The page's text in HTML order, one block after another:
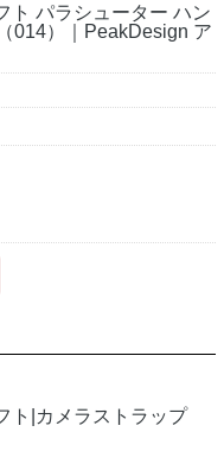
ト パラシューター ハン
014）｜PeakDesign ア